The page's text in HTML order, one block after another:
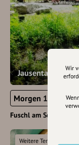
Jausentag &
Morgen 14:00 -
Fuschl am See
Weitere Termine
Wir